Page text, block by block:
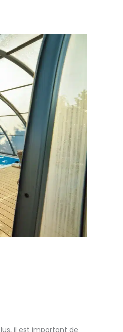
il est important de